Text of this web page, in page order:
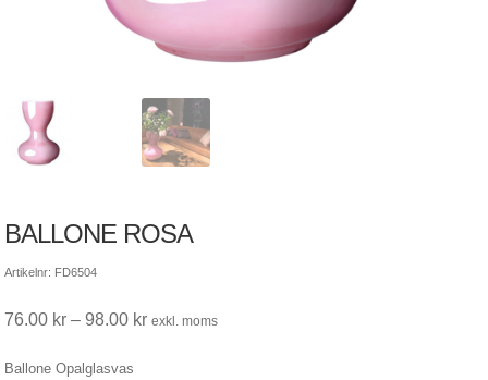
BALLONE ROSA
Artikelnr: FD6504
76.00 kr – 98.00 krPrisintervall:
exkl. moms
Ballone Opalglasvas